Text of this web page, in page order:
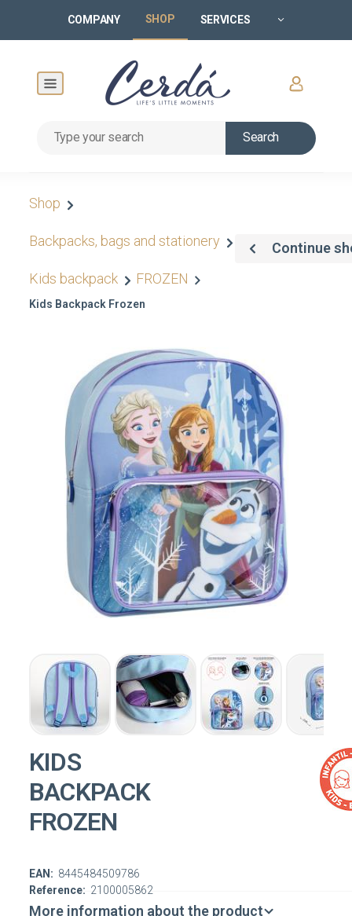
COMPANY SHOP SERVICES
Search
Shop
Backpacks, bags and stationery
Kids backpack FROZEN
Kids Backpack Frozen
Continue
KIDS
BACKPACK
FROZEN
Reference: 2100005862
EAN: 8445484509786
More information about the product